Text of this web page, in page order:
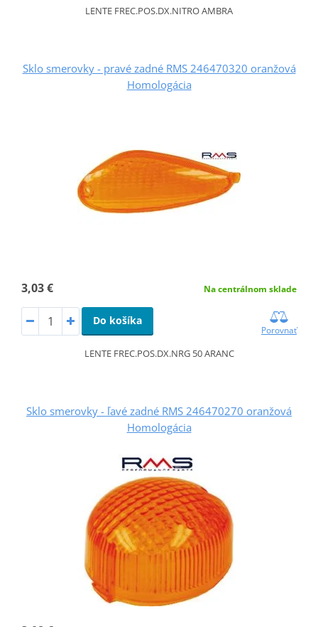
LENTE FREC.POS.DX.NITRO AMBRA
Sklo smerovky - pravé zadné RMS 246470320 oranžová
Homologácia
3,03 € Na centrálnom sklade
Do košíka
Porovnať
LENTE FREC.POS.DX.NRG 50 ARANC
Sklo smerovky - ľavé zadné RMS 246470270 oranžová
Homologácia